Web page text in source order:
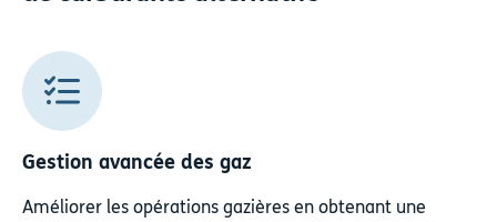
Gestion avancée des gaz
Améliorer les opérations gazières en obtenant une